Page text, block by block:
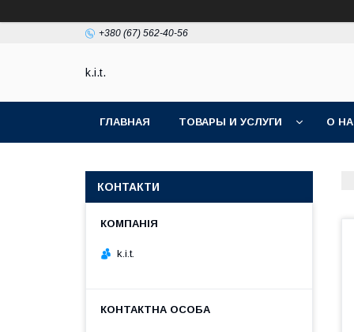
+380 (67) 562-40-56
k.i.t.
ГЛАВНАЯ ТОВАРЫ И УСЛУГИ О
КОНТАКТИ
k.i.t.